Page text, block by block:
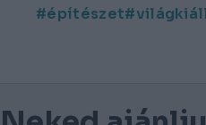
építészet